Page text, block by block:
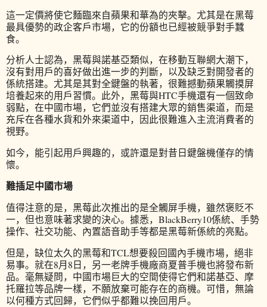
這一定價將使它麵臨來自蘋果和華為的夾擊。尤其是在黑莓
最具優勢的政企客戶市場，它的份額也已經被競爭對手蠶
食。
分析人士認為，黑莓與諾基亞類似，在移動互聯網大潮下，
沒有對用戶的喜好做出進一步的判斷，以及缺乏對開發者的
係統搭建。尤其是其對全鍵盤的執著，很難撼動蘋果觸摸屏
培養起來的用戶習慣。此外，黑莓與HTC手機還有一個致命
弱點，在中國市場，它們並沒有搭建大眾的銷售渠道，而是
充斥在各種水貨和外來渠道中，因此很難進入主流消費者的
視野。
如今，能引起用戶興趣的，或許還是對昔日鍵盤機僅存的情
懷。
難插足中國市場
值得注意的是，黑莓此次推出的是全觸屏手機，雖然褒貶不
一，但也意味著求變的決心。據悉，BlackBerry10係統、手勢
操作、社交功能、內置語音助手等都是黑莓新係統的亮點。
但是，缺位太久的黑莓和TCL想要殺回國內手機市場，絕非
易事。就在8月8日，另一老牌手機廠商夏普手機也將發布新
品。毫無疑問，中國市場巨大的空間使得它們和諾基亞、摩
托羅拉等品牌一樣，不願放棄可能存在的商機。可惜，無論
以何種方式回歸，它們似乎都難以挽回用戶。